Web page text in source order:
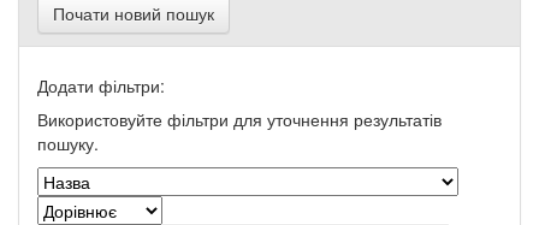
Почати новий пошук
Додати фільтри:
Використовуйте фільтри для уточнення результатів
пошуку.